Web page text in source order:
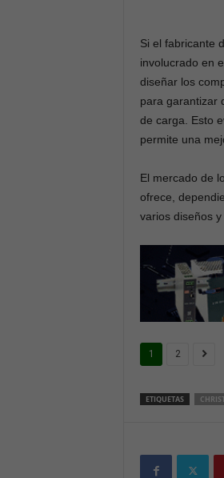
Si el fabricante
involucrado en
diseñar los
para garantizar
de carga. Esto
permite una
El mercado de
ofrece,
varios diseños
1 2
ETIQUETAS